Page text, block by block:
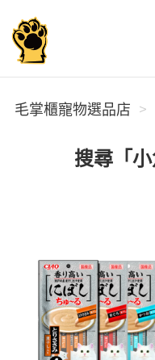
毛掌櫃寵物選品店
毛掌櫃寵物選品店
搜尋「